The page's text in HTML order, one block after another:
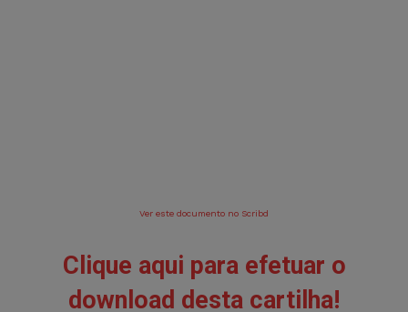
Ver este documento no Scribd
Clique aqui para efetuar o
download desta cartilha!